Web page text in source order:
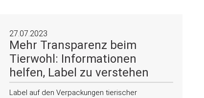
27.07.2023
Mehr Transparenz beim
Tierwohl: Informationen
helfen, Label zu verstehen
Label auf den Verpackungen tierischer